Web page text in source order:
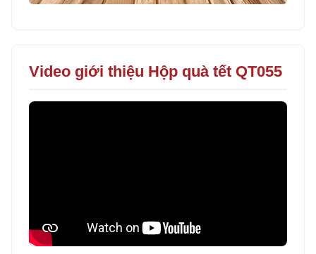
Video giới thiệu Hộp quà tết QT055